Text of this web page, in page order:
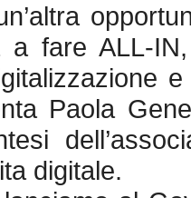
a fare ALL-
Paola
digitale.